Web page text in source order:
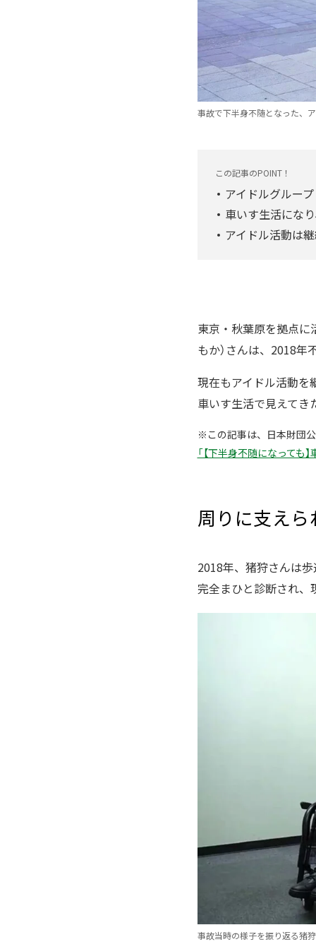
事故で下半身不随となった、
この記事のPOINT！
アイドルグルー
車いす生活にな
アイドル活動は
東京・秋葉原を拠点に
もか）さんは、2018年
現在もアイドル活動を
車いす生活で見えてき
※この記事は、日本財団公
「【下半身不随になっても
周りに支え
2018年、猪狩さんは
完全まひと診断され、
事故当時の様子を振り返る猪